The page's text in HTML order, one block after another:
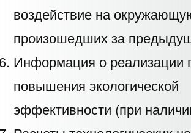
воздействие на
произошедших за
Информация о реализации
повышения экологической
эффективности (при